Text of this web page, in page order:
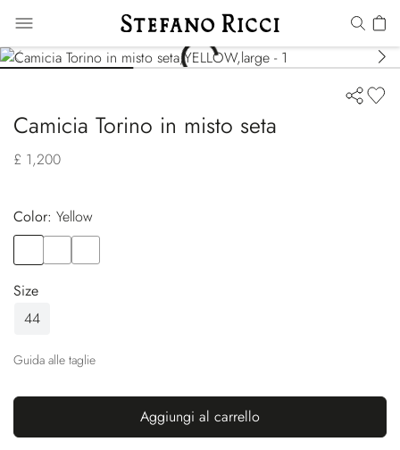
Camicia Torino in misto seta
£ 1,200
Color:
yellow
Size
44
Guida alle taglie
Aggiungi al carrello